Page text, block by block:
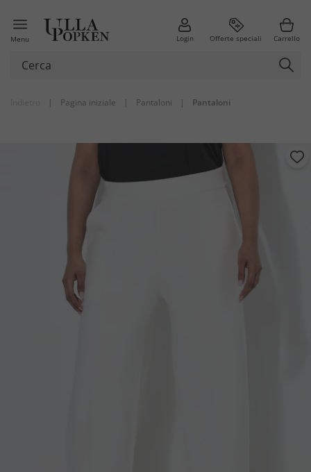
Menu Login Offerte speciali Carrello
| Pagina iniziale | Pantaloni | Pantaloni